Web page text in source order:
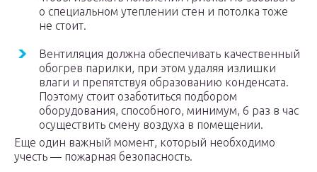
о специальном утеплении стен и потолка тоже
не стоит.
Вентиляция должна обеспечивать качественный
обогрев парилки, при этом удаляя излишки
влаги и препятствуя образованию конденсата.
Поэтому стоит озаботиться подбором
оборудования, способного, минимум, 6 раз в час
осуществить смену воздуха в помещении.
Еще один важный момент, который необходимо
учесть — пожарная безопасность.